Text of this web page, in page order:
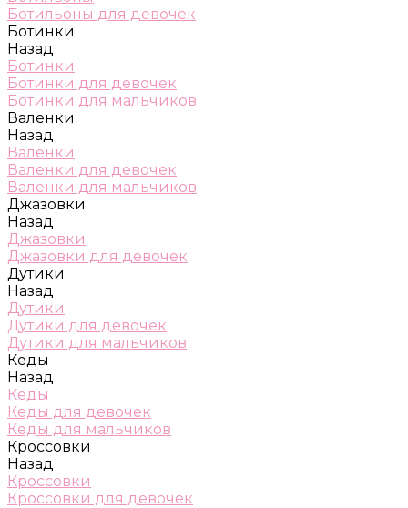
Ботильоны для девочек
Ботинки
Назад
Ботинки
Ботинки для девочек
Ботинки для мальчиков
Валенки
Назад
Валенки
Валенки для девочек
Валенки для мальчиков
Джазовки
Назад
Джазовки
Джазовки для девочек
Дутики
Назад
Дутики
Дутики для девочек
Дутики для мальчиков
Кеды
Назад
Кеды
Кеды для девочек
Кеды для мальчиков
Кроссовки
Назад
Кроссовки
Кроссовки для девочек